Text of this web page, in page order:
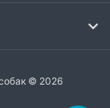
собак © 2026